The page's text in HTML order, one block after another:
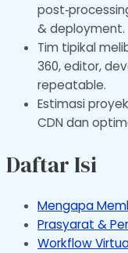
& deployment.
Tim tipikal
360, editor,
repeatable.
Estimasi
CDN dan
Daftar Isi
Mengapa
Prasyarat &
Workflow